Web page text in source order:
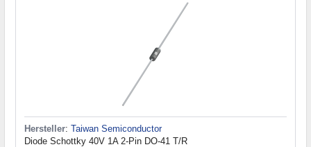
Hersteller: Taiwan Semiconductor
Diode Schottky 40V 1A 2-Pin DO-41 T/R